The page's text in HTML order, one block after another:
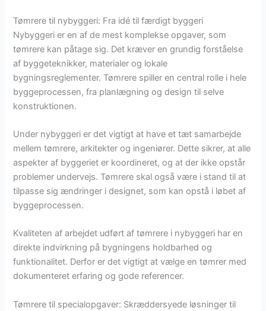
Tømrere til nybyggeri: Fra idé til færdigt byggeri
Nybyggeri er en af de mest komplekse opgaver, som
tømrere kan påtage sig. Det kræver en grundig forståelse
af byggeteknikker, materialer og lokale
bygningsreglementer. Tømrere spiller en central rolle i hele
byggeprocessen, fra planlægning og design til selve
konstruktionen.
Under nybyggeri er det vigtigt at have et tæt samarbejde
mellem tømrere, arkitekter og ingeniører. Dette sikrer, at alle
aspekter af byggeriet er koordineret, og at der ikke opstår
problemer undervejs. Tømrere skal også være i stand til at
tilpasse sig ændringer i designet, som kan opstå i løbet af
byggeprocessen.
Kvaliteten af arbejdet udført af tømrere i nybyggeri har en
direkte indvirkning på bygningens holdbarhed og
funktionalitet. Derfor er det vigtigt at vælge en tømrer med
dokumenteret erfaring og gode referencer.
Tømrere til specialopgaver: Skræddersyede løsninger til